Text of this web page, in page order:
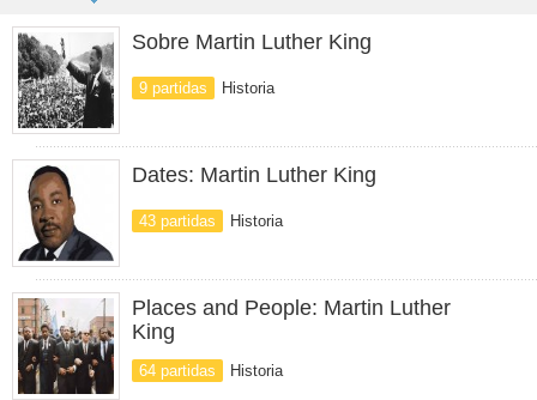
Sobre Martin Luther King
9 partidas Historia
Dates: Martin Luther King
43 partidas Historia
Places and People: Martin Luther
King
64 partidas Historia